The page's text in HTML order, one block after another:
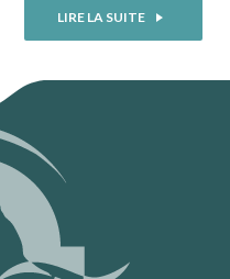
communs dont l’objectif
par tous ...
LIRE LA SUITE